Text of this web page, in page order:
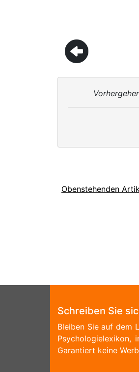
Obenstehenden
Schreiben Sie
Bleiben Sie auf dem
Psychologielexikon,
Garantiert keine